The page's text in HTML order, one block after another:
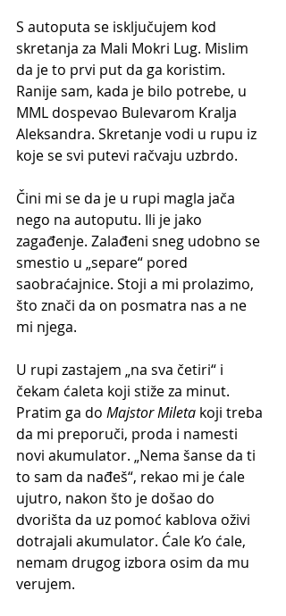
S autoputa se isključujem kod
skretanja za Mali Mokri Lug. Mislim
da je to prvi put da ga koristim.
Ranije sam, kada je bilo potrebe, u
MML dospevao Bulevarom Kralja
Aleksandra. Skretanje vodi u rupu iz
koje se svi putevi račvaju uzbrdo.
Čini mi se da je u rupi magla jača
nego na autoputu. Ili je jako
zagađenje. Zalađeni sneg udobno se
smestio u „separe“ pored
saobraćajnice. Stoji a mi prolazimo,
što znači da on posmatra nas a ne
mi njega.
U rupi zastajem „na sva četiri“ i
čekam ćaleta koji stiže za minut.
Pratim ga do Majstor Mileta koji treba
da mi preporuči, proda i namesti
novi akumulator. „Nema šanse da ti
to sam da nađeš“, rekao mi je ćale
ujutro, nakon što je došao do
dvorišta da uz pomoć kablova oživi
dotrajali akumulator. Ćale k’o ćale,
nemam drugog izbora osim da mu
verujem.